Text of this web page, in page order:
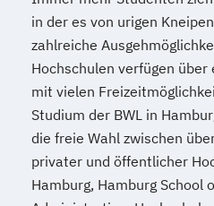
in der es von urigen
zahlreiche
Hochschulen verfügen über
mit vielen
Studium der BWL in
die freie Wahl zwischen
privater und öffentlicher
Hamburg, Hamburg School